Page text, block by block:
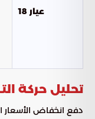
عيار 18
تحليل حركة
دفع انخفاض الأسعار